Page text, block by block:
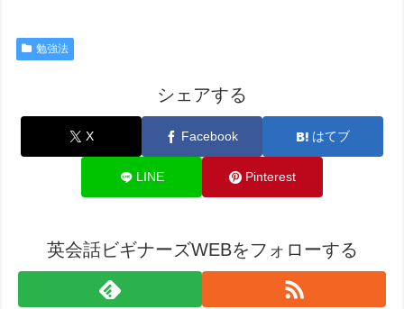
勉強法
シェアする
X Facebook はてブ
LINE Pinterest
英会話ビギナーズWEBをフォローする